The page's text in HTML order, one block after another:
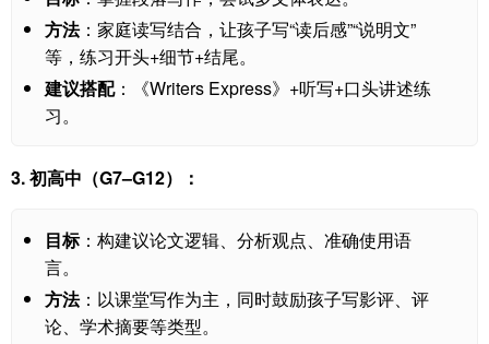
方法：家庭读写结合，让孩子写“读后感”“说明文”
等，练习开头+细节+结尾。
建议搭配：《Writers Express》+听写+口头讲述练
习。
3. 初高中（G7–G12）：
目标：构建议论文逻辑、分析观点、准确使用语
言。
方法：以课堂写作为主，同时鼓励孩子写影评、评
论、学术摘要等类型。